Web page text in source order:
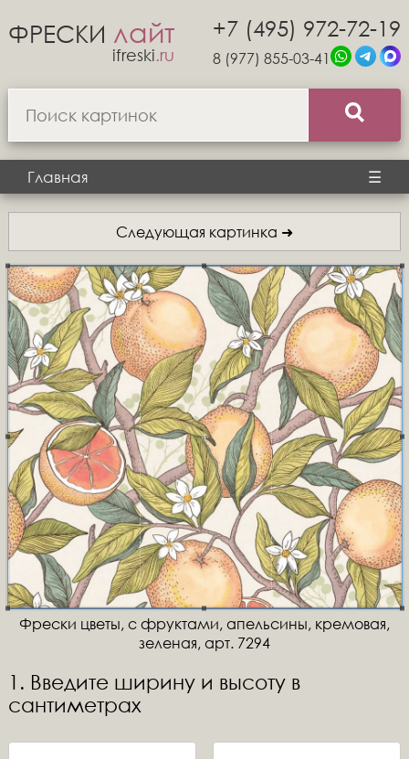
ФРЕСКИ лайт
ifreski.ru
+7 (495) 972-72-19
8 (977) 855-03-41
Главная ☰
Следующая картинка ➜
Фрески цветы, с фруктами, апельсины, кремовая,
зеленая, арт. 7294
1. Введите ширину и высоту в
сантиметрах